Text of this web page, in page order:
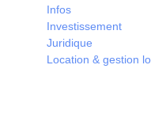
Infos
Investissement
Juridique
Location & gestion